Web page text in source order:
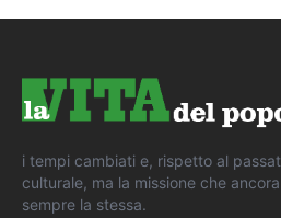
i tempi cambiati e, rispetto al
culturale, ma la missione che
sempre la stessa.